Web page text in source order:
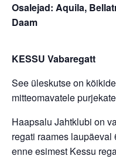
Osalejad: Aquila,
Daam
KESSU Vabaregatt
See üleskutse on
mitteomavatele
Haapsalu Jahtklubi on
regati raames
enne esimest Kessu